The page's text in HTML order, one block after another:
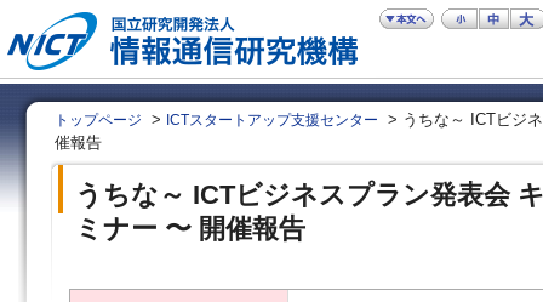
トップページ > ICTスタートアップ支援センター
> うちな～ ICTビジ
催報告
うちな～ ICTビジネスプラン発表会
ミナー 〜 開催報告